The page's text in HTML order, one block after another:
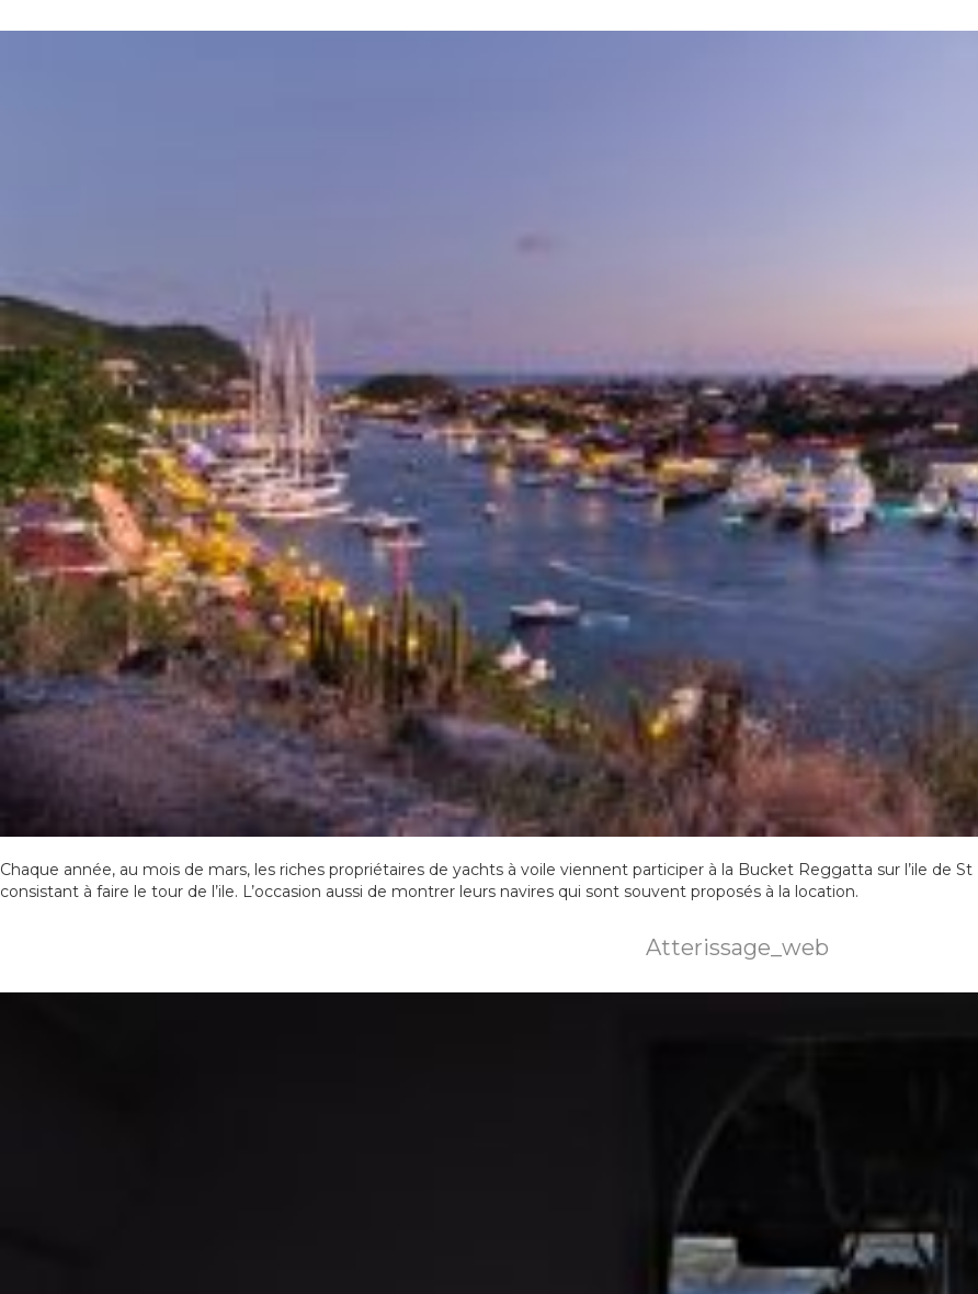
Chaque année, au mois de mars, les riches propriétaires de yachts à voile viennent participer à la Bucket Reggatta sur l’ile de
consistant à faire le tour de l’ile. L’occasion aussi de montrer leurs navires qui sont souvent proposés à la location.
Atterissage_web